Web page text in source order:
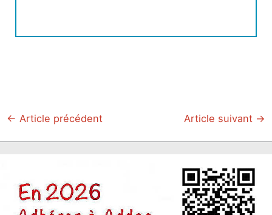
← Article précédent Article suivant →